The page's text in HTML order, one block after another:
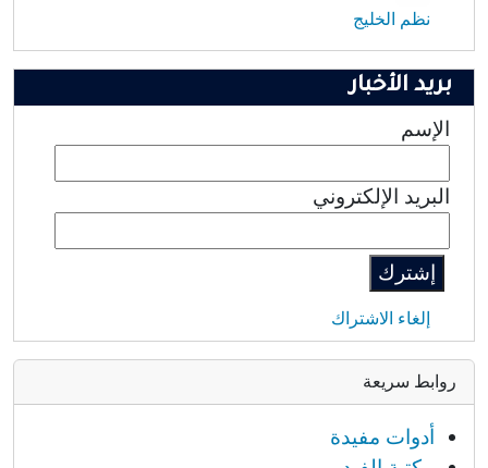
نظم الخليج
بريد الأخبار
الإسم
البريد الإلكتروني
إلغاء الاشتراك
روابط سريعة
أدوات مفيدة